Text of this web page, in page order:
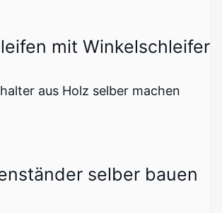
mit Winkelschleifer
selber bauen